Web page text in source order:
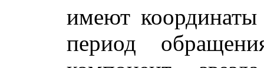
имеют
период